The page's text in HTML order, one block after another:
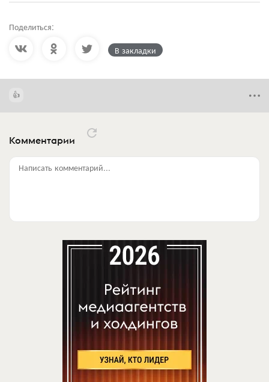
Поделиться:
В закладки
Комментарии
Написать комментарий...